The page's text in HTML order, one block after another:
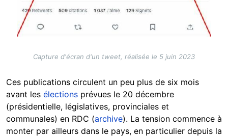
Capture d'écran d'un tweet, réalisée le 5 juin 2023
Ces publications circulent un peu plus de six mois
avant les élections prévues le 20 décembre
(présidentielle, législatives, provinciales et
communales) en RDC (archive). La tension commence à
monter par ailleurs dans le pays, en particulier depuis la